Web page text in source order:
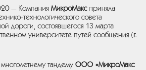
— Компания МикроМаксприняла
технологического совета
дороги, состоявшегося 13 марта
университете путей сообщения (г.
тандему ООО «МикроМакс